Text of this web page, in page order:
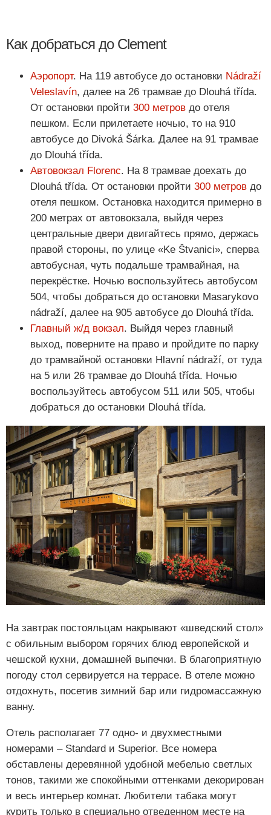
Как добраться до Clement
Аэропорт. На 119 автобусе до остановки Nádraží
Veleslavín, далее на 26 трамвае до Dlouhá třída.
От остановки пройти 300 метров до отеля
пешком. Если прилетаете ночью, то на 910
автобусе до Divoká Šárka. Далее на 91 трамвае
до Dlouhá třída.
Автовокзал Florenc. На 8 трамвае доехать до
Dlouhá třída. От остановки пройти 300 метров до
отеля пешком. Остановка находится примерно в
200 метрах от автовокзала, выйдя через
центральные двери двигайтесь прямо, держась
правой стороны, по улице «Ke Štvanici», сперва
автобусная, чуть подальше трамвайная, на
перекрёстке. Ночью воспользуйтесь автобусом
504, чтобы добраться до остановки Masarykovo
nádraží, далее на 905 автобусе до Dlouhá třída.
Главный ж/д вокзал. Выйдя через главный
выход, поверните на право и пройдите по парку
до трамвайной остановки Hlavní nádraží, от туда
на 5 или 26 трамвае до Dlouhá třída. Ночью
воспользуйтесь автобусом 511 или 505, чтобы
добраться до остановки Dlouhá třída.
На завтрак постояльцам накрывают «шведский стол»
с обильным выбором горячих блюд европейской и
чешской кухни, домашней выпечки. В благоприятную
погоду стол сервируется на террасе. В отеле можно
отдохнуть, посетив зимний бар или гидромассажную
ванну.
Отель располагает 77 одно- и двухместными
номерами – Standard и Superior. Все номера
обставлены деревянной удобной мебелью светлых
тонов, такими же спокойными оттенками декорирован
и весь интерьер комнат. Любители табака могут
курить только в специально отведенном месте на